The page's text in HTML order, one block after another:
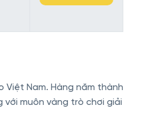
Nam. Hàng năm thành
muôn vàng trò chơi giải